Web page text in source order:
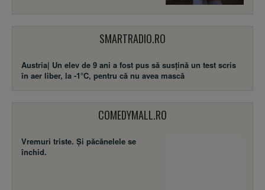
SMARTRADIO.RO
Austria| Un elev de 9 ani a fost pus să susţină un test scris
în aer liber, la -1°C, pentru că nu avea mască
COMEDYMALL.RO
Vremuri triste. Şi păcănelele se
închid.